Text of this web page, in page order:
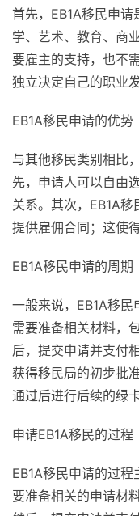
首先，EB1A移民申
学、艺术、教育、商
要雇主的支持，也不
独立决定自己的职业
EB1A移民申请的优势
与其他移民类别相比
先，申请人可以自由
关系。其次，EB1A
提供雇佣合同；这使
EB1A移民申请的周期
一般来说，EB1A移
需要准备相关材料，
后，提交申请并支付
获得移民局的初步批
通过后进行后续的绿
申请EB1A移民的过程
EB1A移民申请的过
要准备相关的申请材